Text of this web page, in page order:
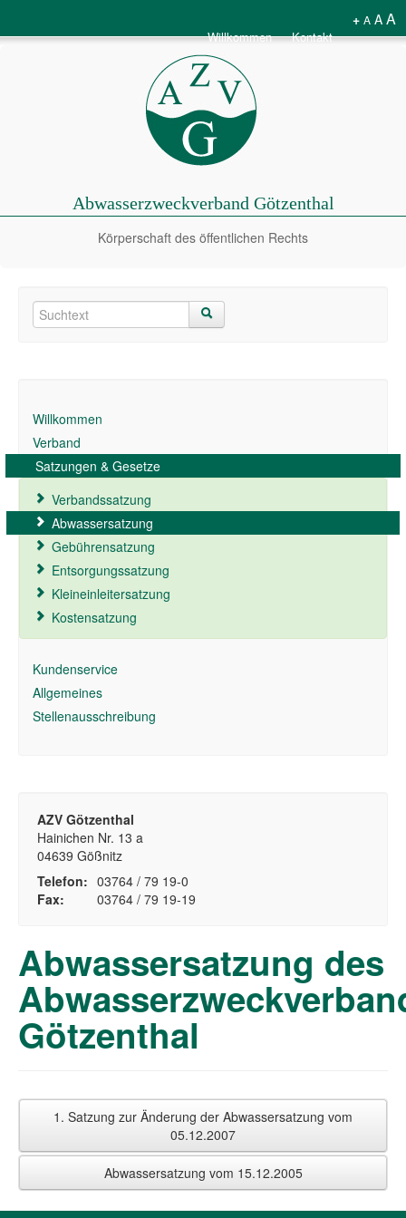
+ A A A
Willkommen Kontakt
Abwasserzweckverband Götzenthal
Körperschaft des öffentlichen Rechts
Willkommen
Verband
Satzungen & Gesetze
Verbandssatzung
Abwassersatzung
Gebührensatzung
Entsorgungssatzung
Kleineinleitersatzung
Kostensatzung
Kundenservice
Allgemeines
Stellenausschreibung
AZV Götzenthal
Hainichen Nr. 13 a
04639 Gößnitz
Telefon:
Fax:
03764 / 79 19-0
03764 / 79 19-19
Abwassersatzung des
Götzenthal
1. Satzung zur Änderung der Abwassersatzung vom
05.12.2007
Satzung zur ersten Änderung
Abwassersatzung vom 15.12.2005